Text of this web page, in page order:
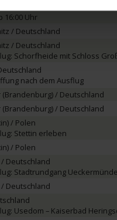
16:00 Uhr
/ Deutschland
/ Deutschland
Schorfheide mit Schloss
nach dem Ausflug
/ Deutschland
/ Deutschland
/ Polen
Stettin erleben
/ Polen
Deutschland
Stadtrundgang Ueckermünde
Deutschland
Usedom – Kaiserbad